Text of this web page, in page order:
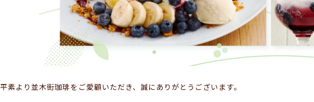
平素より並木街珈琲をご愛顧いただき、誠にありがとうございます。